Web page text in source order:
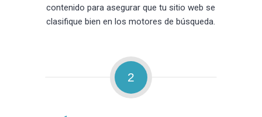
contenido para asegurar que tu sitio web se
clasifique bien en los motores de búsqueda.
2